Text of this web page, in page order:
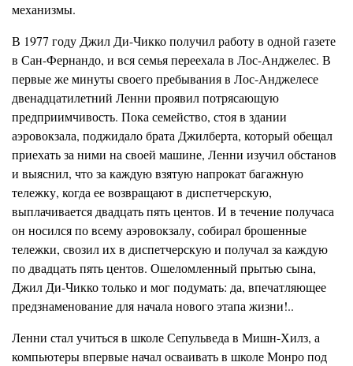
механизмы.
В 1977 году Джил Ди-Чикко получил работу в одной газете
в Сан-Фернандо, и вся семья переехала в Лос-Анджелес. В
первые же минуты своего пребывания в Лос-Анджелесе
двенадцатилетний Ленни проявил потрясающую
предприимчивость. Пока семейство, стоя в здании
аэровокзала, поджидало брата Джилберта, который обещал
приехать за ними на своей машине, Ленни изучилобстанов
и выяснил, что за каждую взятую напрокат багажную
тележку, когда ее возвращают в диспетчерскую,
выплачивается двадцать пять центов. И в течение получаса
он носился по всему аэровокзалу, собирал брошенные
тележки, свозил их в диспетчерскую и получал за каждую
по двадцать пять центов. Ошеломленный прытью сына,
Джил Ди-Чиккотолько и мог подумать: да, впечатляющее
предзнаменование для начала нового этапа жизни!..
Ленни стал учиться в школеСепульведа в Мишн-Хилз, а
компьютеры впервыеначал осваивать в школе Монро под